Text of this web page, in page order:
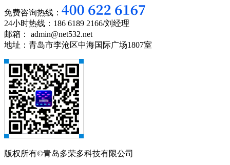
免费咨询热线：
24小时热线：186 6189 2166/刘经理
邮箱： admin@net532.net
地址：青岛市李沧区中海国际广场1807室
版权所有©青岛多荣多科技有限公司